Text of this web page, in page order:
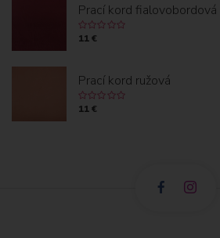
Prací kord fialovobordová
11 €
Prací kord ružová
11 €